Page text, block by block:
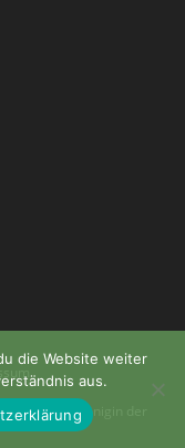
St. Maria Königin der
die Website weiter
aus.